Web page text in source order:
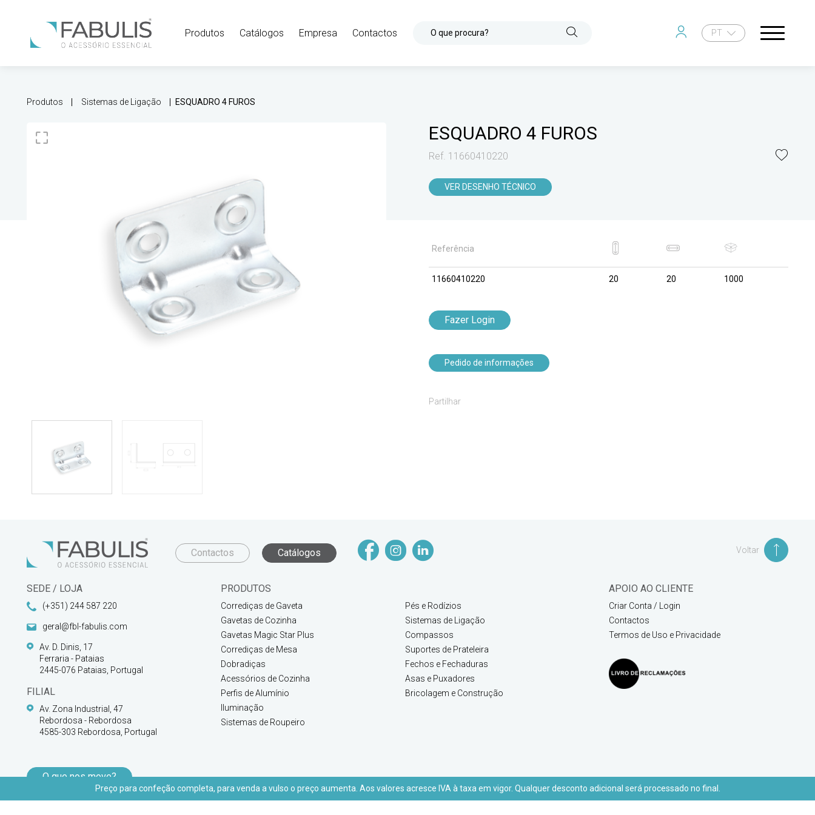
Produtos Catálogos Empresa Contactos O que procura? PT
Produtos Sistemas de Ligação ESQUADRO 4 FUROS
ESQUADRO 4 FUROS
Ref. 11660410220
VER DESENHO TÉCNICO
Referência
11660410220 20 20 1000
Fazer Login
Pedido de informações
Partilhar
Contactos Catálogos Voltar
SEDE / LOJA
(+351) 244 587 220
geral@fbl-fabulis.com
Av. D. Dinis, 17
Ferraria - Pataias
2445-076 Pataias, Portugal
FILIAL
Av. Zona Industrial, 47
Rebordosa - Rebordosa
4585-303 Rebordosa, Portugal
O que nos move?
PRODUTOS
Corrediças de Gaveta
Gavetas de Cozinha
Gavetas Magic Star Plus
Corrediças de Mesa
Dobradiças
Acessórios de Cozinha
Perfis de Alumínio
Iluminação
Sistemas de Roupeiro
Pés e Rodízios
Sistemas de Ligação
Compassos
Suportes de Prateleira
Fechos e Fechaduras
Asas e Puxadores
Bricolagem e Construção
APOIO AO CLIENTE
Criar Conta / Login
Contactos
Termos de Uso e Privacidade
Preço para confeção completa, para venda a vulso o preço aumenta. Aos valores acresce IVA à taxa em vigor. Qualquer desconto adicional será processado no final.